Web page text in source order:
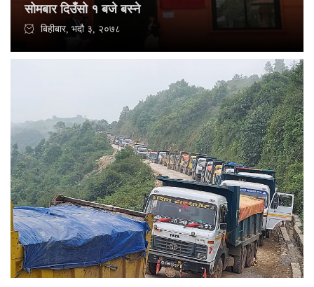
सोमबार दिउँसो १ बजे बस्ने
बिहीबार, भदौ ३, २०७८